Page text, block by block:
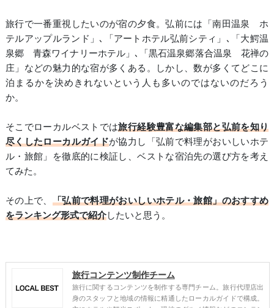
旅行で一番重視したいのが宿の夕食。弘前には「南田温泉 ホ
テルアップルランド」､「アートホテル弘前シティ」､「大鰐温
泉郷 青森ワイナリーホテル」､「黒石温泉郷落合温泉 花禅の
庄」などの魅力的な宿が多くある。しかし、数が多くてどこに
泊まるかを決めきれないという人も多いのではないのだろう
か。
そこでローカルベストでは旅行経験豊富な編集部と弘前を知り
尽くしたローカルガイドが協力し「弘前で料理がおいしいホテ
ル・旅館」を徹底的に検証し、ベストな宿泊先の選び方を考え
てみた。
その上で、 「弘前で料理がおいしいホテル・旅館」のおすすめ
をランキング形式で紹介したいと思う。
旅行コンテンツ制作チーム
旅行に関するコンテンツを制作する専門チーム。旅行代理店出
身のスタッフと地域の情報に精通したローカルガイドで構成。